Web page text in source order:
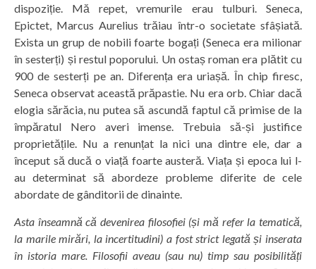
dispoziție. Mă repet, vremurile erau tulburi. Seneca,
Epictet, Marcus Aurelius trăiau într-o societate sfâșiată.
Exista un grup de nobili foarte bogați (Seneca era milionar
în sesterți) și restul poporului. Un ostaș roman era plătit cu
900 de sesterți pe an. Diferența era uriașă. În chip firesc,
Seneca observat această prăpastie. Nu era orb. Chiar dacă
elogia sărăcia, nu putea să ascundă faptul că primise de la
împăratul Nero averi imense. Trebuia să-și justifice
proprietățile. Nu a renunțat la nici una dintre ele, dar a
început să ducă o viață foarte austeră. Viața și epoca lui l-
au determinat să abordeze probleme diferite de cele
abordate de gânditorii de dinainte.
Asta înseamnă că devenirea filosofiei (și mă refer la tematică,
la marile mirări, la incertitudini) a fost strict legată și inserata
în istoria mare. Filosofii aveau (sau nu) timp sau posibilități